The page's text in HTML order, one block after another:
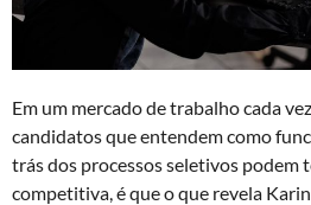
Em um mercado de trabalho cada
candidatos que entendem como
trás dos processos seletivos podem
competitiva, é que o que revela